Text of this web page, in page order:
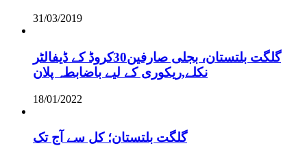
31/03/2019
گلگت بلتستان، بجلی صارفین30کروڈ کے ڈیفالٹر
نکلے,ریکوری کے لیے باضابطہ پلان
18/01/2022
گلگت بلتستان؛ کل سے آج تک